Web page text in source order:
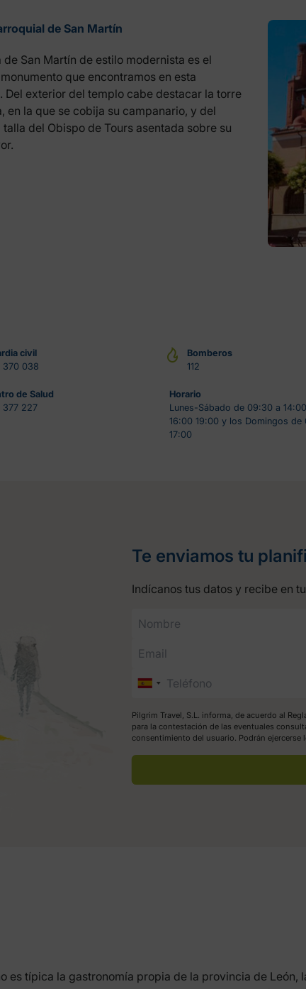
de San Martín
de San Martín de estilo modernista es el
que encontramos en esta
Del exterior del templo cabe destacar la torre
en la que se cobija su campanario, y del
talla del Obispo de Tours asentada sobre su
civil
370 038
Bomberos
112
de Salud
377 227
Horario
Lunes-Sábado de 09:30 a
16:00 19:00 y los Domingos de
17:00
Te enviamos tu
Indícanos tus datos y recibe en
Pilgrim Travel, S.L. informa, de acuerdo al
para la contestación de las eventuales
consentimiento del usuario. Podrán ejercerse
es típica la gastronomía propia de la provincia de